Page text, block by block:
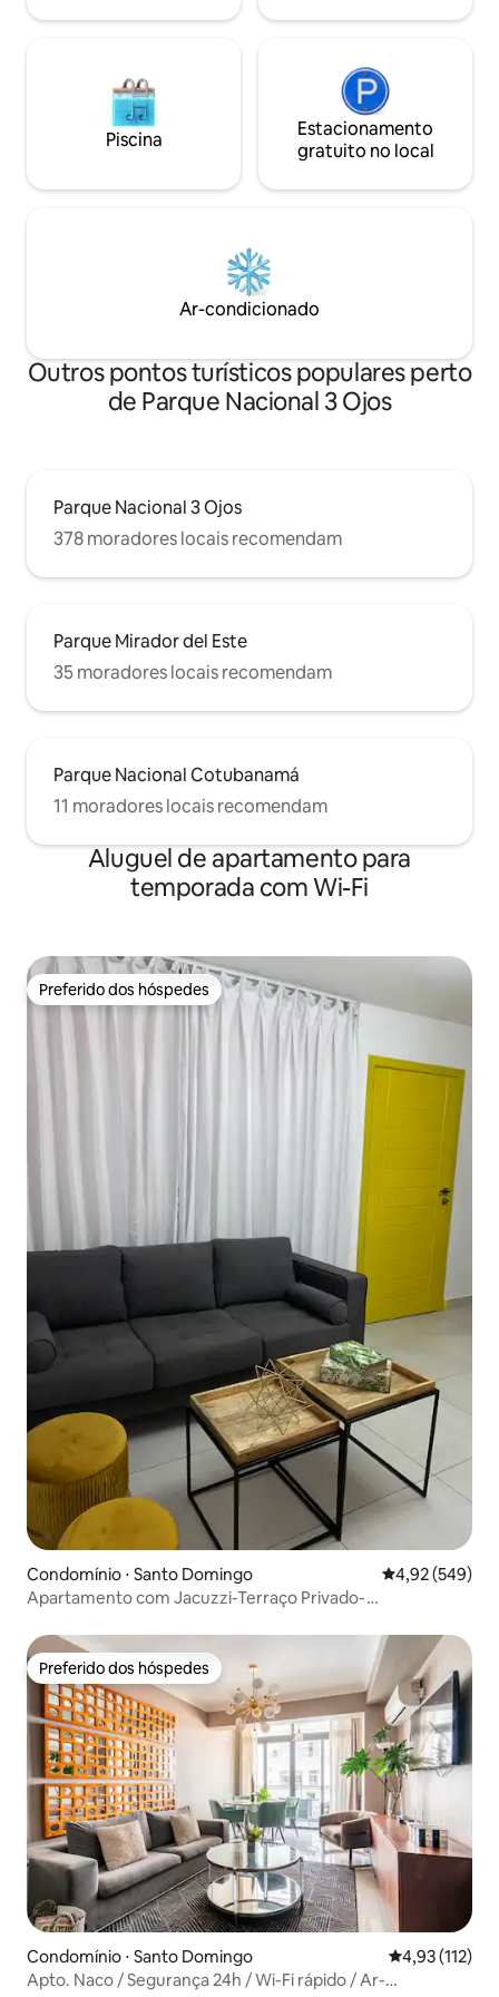
Piscina
Estacionamento
gratuito no local
Ar-condicionado
Outros pontos turísticos populares perto
de Parque Nacional 3 Ojos
Parque Nacional 3 Ojos
378 moradores locais recomendam
Parque Mirador del Este
35 moradores locais recomendam
Parque Nacional Cotubanamá
11 moradores locais recomendam
Aluguel de apartamento para
temporada com Wi-Fi
Preferido dos hóspedes
Preferido dos hóspedes
Condomínio ⋅ Santo Domingo 4,92 de uma
4,92 (549)
Apartamento com Jacuzzi-Terraço Privado-
Preferido dos hóspedes
Preferido dos hóspedes
Condomínio ⋅ Santo Domingo 4,93 de uma
4,93 (112)
Apto. Naco / Segurança 24h / Wi-Fi rápido / Ar-